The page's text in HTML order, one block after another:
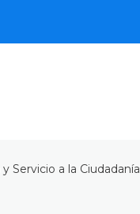
Servicio a la Ciudadanía